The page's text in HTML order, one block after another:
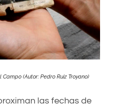
Campo (Autor: Pedro Ruiz Troyano)
las fechas de